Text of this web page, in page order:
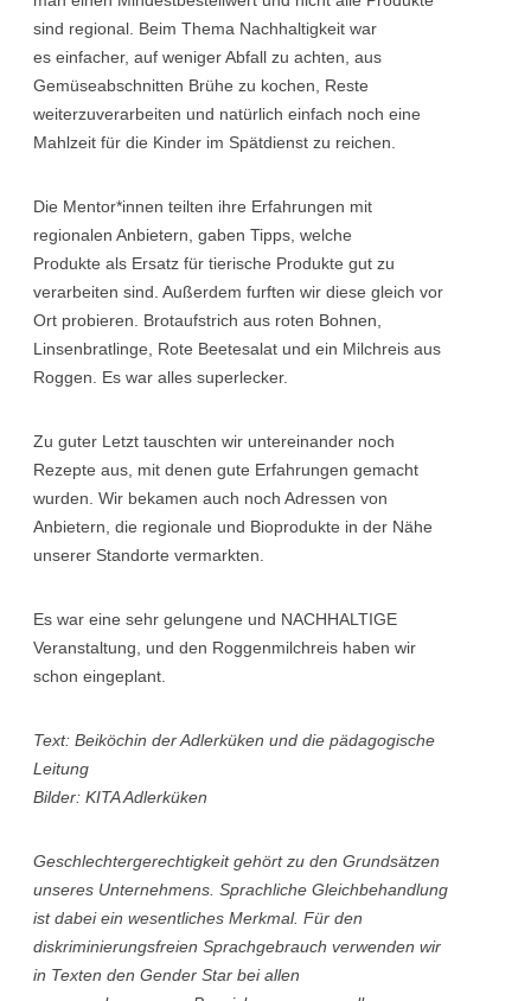
sind regional. Beim Thema Nachhaltigkeit war
es einfacher, auf weniger Abfall zu achten, aus
Gemüseabschnitten Brühe zu kochen, Reste
weiterzuverarbeiten und natürlich einfach noch eine
Mahlzeit für die Kinder im Spätdienst zu reichen.
Die Mentor*innen teilten ihre Erfahrungen mit
regionalen Anbietern, gaben Tipps, welche
Produkte als Ersatz für tierische Produkte gut zu
verarbeiten sind. Außerdem furften wir diese gleich vor
Ort probieren. Brotaufstrich aus roten Bohnen,
Linsenbratlinge, Rote Beetesalat und ein Milchreis aus
Roggen. Es war alles superlecker.
Zu guter Letzt tauschten wir untereinander noch
Rezepte aus, mit denen gute Erfahrungen gemacht
wurden. Wir bekamen auch noch Adressen von
Anbietern, die regionale und Bioprodukte in der Nähe
unserer Standorte vermarkten.
Es war eine sehr gelungene und NACHHALTIGE
Veranstaltung, und den Roggenmilchreis haben wir
schon eingeplant.
Text: Beiköchin der Adlerküken und die pädagogische
Leitung
Bilder: KITA Adlerküken
Geschlechtergerechtigkeit gehört zu den Grundsätzen
unseres Unternehmens. Sprachliche Gleichbehandlung
ist dabei ein wesentliches Merkmal. Für den
diskriminierungsfreien Sprachgebrauch verwenden wir
in Texten den Gender Star bei allen